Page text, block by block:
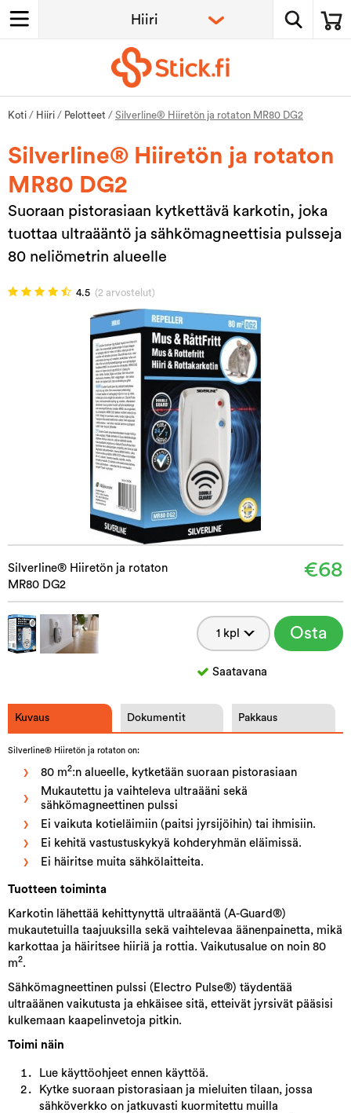
Koti / Hiiri / Pelotteet / Silverline® Hiiretön ja rotaton MR80 DG2
Silverline® Hiiretön ja rotaton
MR80 DG2
Suoraan pistorasiaan kytkettävä karkotin, joka
tuottaa ultraääntö ja sähkömagneettisia pulsseja
80 neliömetrin alueelle
4.5 (2 arvostelut)
Silverline® Hiiretön ja rotaton
MR80 DG2
€68
Osta
Saatavana
Kuvaus Dokumentit Pakkaus
Silverline® Hiiretön ja rotaton on:
80 m2:n alueelle, kytketään suoraan pistorasiaan
Mukautettu ja vaihteleva ultraääni sekä
sähkömagneettinen pulssi
Ei vaikuta kotieläimiin (paitsi jyrsijöihin) tai ihmisiin.
Ei kehitä vastustuskykyä kohderyhmän eläimissä.
Ei häiritse muita sähkölaitteita.
Tuotteen toiminta
Karkotin lähettää kehittynyttä ultraääntä (A-Guard®)
mukautetuilla taajuuksilla sekä vaihtelevaa äänenpainetta, mikä
karkottaa ja häiritsee hiiriä ja rottia. Vaikutusalue on noin 80
m2.
Sähkömagneettinen pulssi (Electro Pulse®) täydentää
ultraäänen vaikutusta ja ehkäisee sitä, etteivät jyrsivät pääsisi
kulkemaan kaapelinvetoja pitkin.
Toimi näin
Lue käyttöohjeet ennen käyttöä.
Kytke suoraan pistorasiaan ja mieluiten tilaan, jossa
sähköverkko on jatkuvasti kuormitettu muilla